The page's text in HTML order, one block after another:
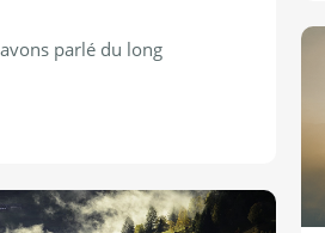
parlé du long